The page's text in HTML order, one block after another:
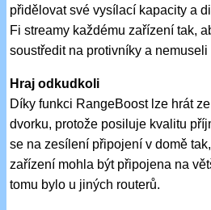
přidělovat své vysílací kapacity a
Fi streamy každému zařízení tak,
soustředit na protivníky a nemuseli
Hraj odkudkoli
Díky funkci RangeBoost lze hrát
dvorku, protože posiluje kvalitu
se na zesílení připojení v domě
zařízení mohla být připojena na
tomu bylo u jiných routerů.